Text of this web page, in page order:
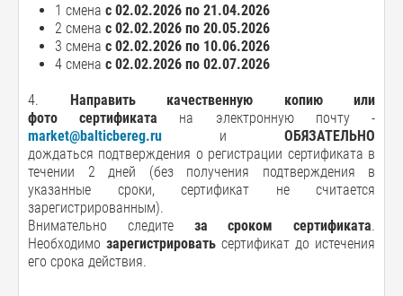
1 смена с 02.02.2026 по 21.04.2026
2 смена с 02.02.2026 по 20.05.2026
3 смена с 02.02.2026 по 10.06.2026
4 смена с 02.02.2026 по 02.07.2026
4. Направить качественную копию или
фотосертификата на электронную почту -
market@balticbereg.ru
и ОБЯЗАТЕЛЬНО
дождаться подтверждения о регистрации сертификата в
течении 2 дней (без получения подтверждения в
указанные сроки, сертификат не считается
зарегистрированным).
Внимательно следите за сроком сертификата.
Необходимо зарегистрировать сертификат до истечения
его срока действия.